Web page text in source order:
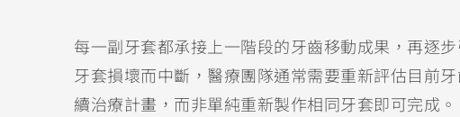
每一副牙套都承接上一階段的牙齒移動成果，再逐
牙套損壞而中斷，醫療團隊通常需要重新評估目前
續治療計畫，而非單純重新製作相同牙套即可完成。